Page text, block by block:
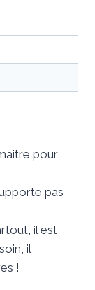
pour
pas
il est
il
!